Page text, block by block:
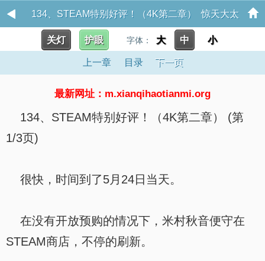
134、STEAM特别好评！（4K第二章） 惊天大太
监，转生文学少女
关灯 护眼 字体： 大 中 小
上一章 目录 下一页
最新网址：m.xianqihaotianmi.org
134、STEAM特别好评！（4K第二章） (第
1/3页)
很快，时间到了5月24日当天。
在没有开放预购的情况下，米村秋音便守在
STEAM商店，不停的刷新。